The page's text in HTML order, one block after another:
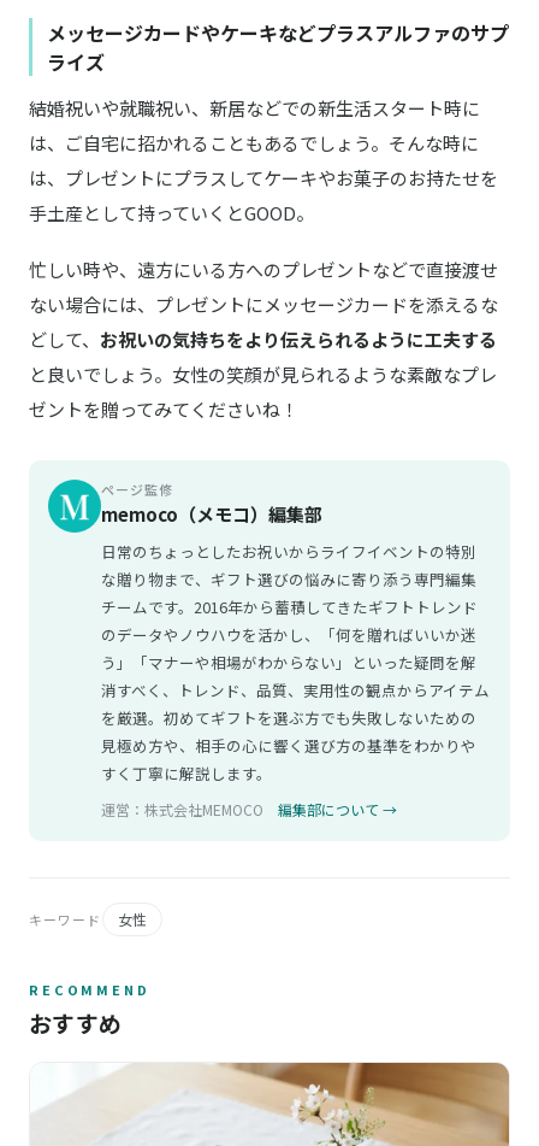
メッセージカードやケーキなどプラスアルファのサプ
ライズ
結婚祝いや就職祝い、新居などでの新生活スタート時に
は、ご自宅に招かれることもあるでしょう。そんな時に
は、プレゼントにプラスしてケーキやお菓子のお持たせを
手土産として持っていくとGOOD。
忙しい時や、遠方にいる方へのプレゼントなどで直接渡せ
ない場合には、プレゼントにメッセージカードを添えるな
どして、 お祝いの気持ちをより伝えられるように工夫する
と良いでしょう。女性の笑顔が見られるような素敵なプレ
ゼントを贈ってみてくださいね！
ページ監修
memoco（メモコ）編集部
日常のちょっとしたお祝いからライフイベントの特別
な贈り物まで、ギフト選びの悩みに寄り添う専門編集
チームです。2016年から蓄積してきたギフトトレンド
のデータやノウハウを活かし、「何を贈ればいいか迷
う」「マナーや相場がわからない」といった疑問を解
消すべく、トレンド、品質、実用性の観点からアイテム
を厳選。初めてギフトを選ぶ方でも失敗しないための
見極め方や、相手の心に響く選び方の基準をわかりや
すく丁寧に解説します。
運営：株式会社MEMOCO 編集部について →
キーワード 女性
RECOMMEND
おすすめ